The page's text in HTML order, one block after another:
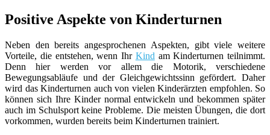
Positive Aspekte von Kinderturnen
Neben den bereits angesprochenen Aspekten, gibt viele weitere
Vorteile, die entstehen, wenn Ihr Kind am Kinderturnen teilnimmt.
Denn hier werden vor allem die Motorik, verschiedene
Bewegungsabläufe und der Gleichgewichtssinn gefördert. Daher
wird das Kinderturnen auch von vielen Kinderärzten empfohlen. So
können sich Ihre Kinder normal entwickeln und bekommen später
auch im Schulsport keine Probleme. Die meisten Übungen, die dort
vorkommen, wurden bereits beim Kinderturnen trainiert.